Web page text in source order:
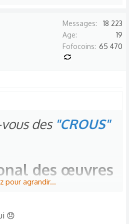
doit essayer de trouver
à 300 km de là...
Messages
18 223
Age
19
Fofocoins 65 470
des "CROUS"
des œuvres
et scolaires​
pour agrandir...
😞